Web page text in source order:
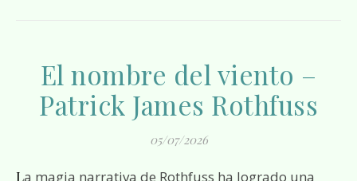
El nombre del viento –
Patrick James Rothfuss
05/07/2026
La magia narrativa de Rothfuss ha logrado una